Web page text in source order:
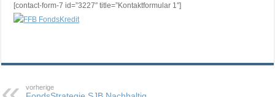
[contact-form-7 id=”3227″ title=”Kontaktformular 1″]
vorherige